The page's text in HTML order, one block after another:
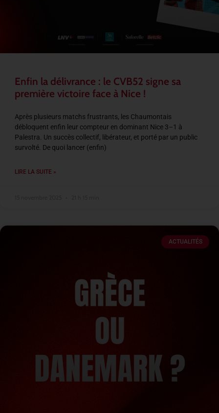
Enfin la délivrance : le CVB52 signe sa
première victoire face à Nice !
Après plusieurs matchs frustrants, les Chaumontais
débloquent enfin leur compteur en dominant Nice 3–1 à
Palestra. Un succès collectif, libérateur, et porté par un public
survolté. De quoi lancer (enfin)
LIRE LA SUITE »
ACTUALITÉS